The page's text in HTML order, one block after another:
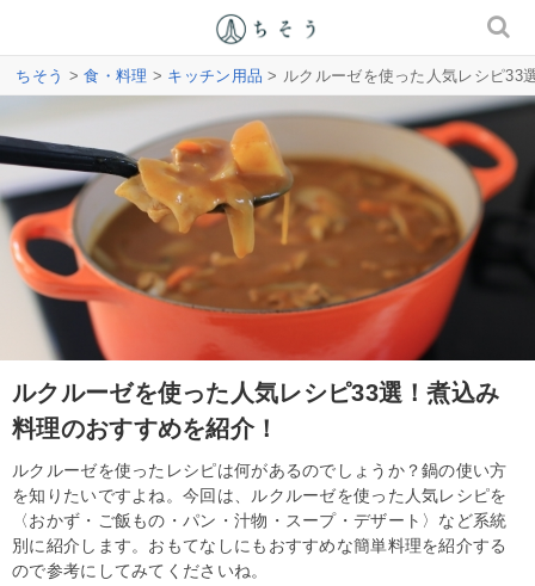
ちそう >食・料理 > キッチン用品 > ルクルーゼを使った人気レシピ33
ルクルーゼを使った人気レシピ33選！煮込み
料理のおすすめを紹介！
ルクルーゼを使ったレシピは何があるのでしょうか？鍋の使い方
を知りたいですよね。今回は、ルクルーゼを使った人気レシピを
〈おかず・ご飯もの・パン・汁物・スープ・デザート〉など系統
別に紹介します。おもてなしにもおすすめな簡単料理を紹介する
ので参考にしてみてくださいね。